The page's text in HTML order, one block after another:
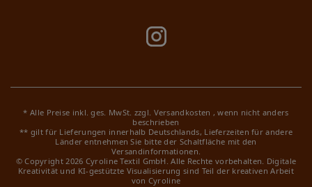
* Alle Preise inkl. ges. MwSt. zzgl. Versandkosten , wenn nicht anders
beschrieben
** gilt für Lieferungen innerhalb Deutschlands, Lieferzeiten für andere
Länder entnehmen Sie bitte der Schaltfläche mit den
Versandinformationen.
© Copyright 2026 Cyroline Textil GmbH. Alle Rechte vorbehalten. Digitale
Kreativität und KI-gestützte Visualisierung sind Teil der kreativen Arbeit
von Cyroline